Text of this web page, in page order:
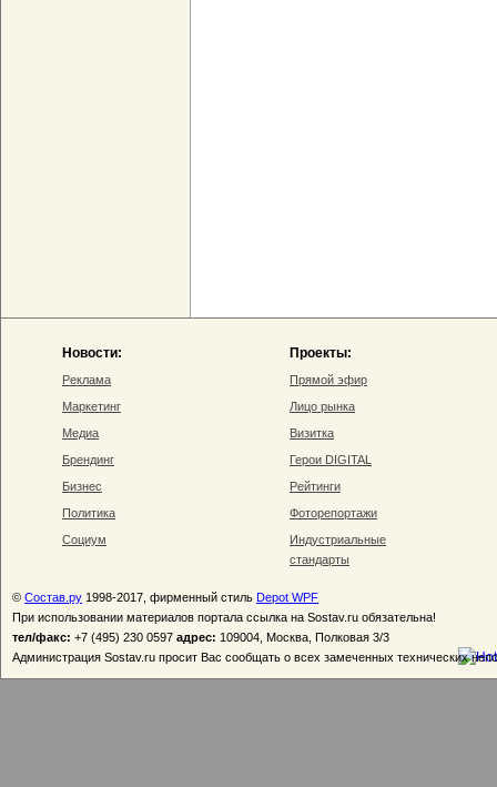
Новости:
Реклама
Маркетинг
Медиа
Брендинг
Бизнес
Политика
Социум
Проекты:
Прямой эфир
Лицо рынка
Визитка
Герои DIGITAL
Рейтинги
Фоторепортажи
Индустриальные
стандарты
© Состав.ру 1998-2017, фирменный стиль Depot WPF
При использовании материалов портала ссылка на Sostav.ru обязательна!
тел/факс: +7 (495) 230 0597 адрес: 109004, Москва, Полковая 3/3
Администрация Sostav.ru просит Вас сообщать о всех замеченных технических